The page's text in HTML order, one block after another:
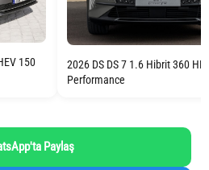
150
2026 DS DS 7 1.6 Hibrit 360 HP
Performance
Paylaş